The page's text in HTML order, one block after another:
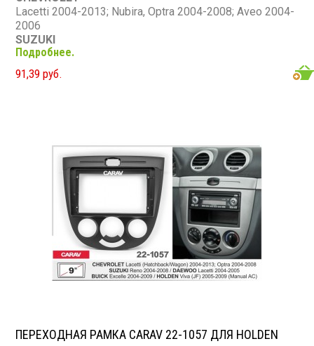
Lacetti 2004-2013; Nubira, Optra 2004-2008; Aveo 2004-
2006
SUZUKI
Forenza, Verona 2004-2008
BUICK
Excelle 2004-2008
Gentra 2013-2015
Подробнее.
91,39 руб.
ПЕРЕХОДНАЯ РАМКА CARAV 22-1057 ДЛЯ HOLDEN